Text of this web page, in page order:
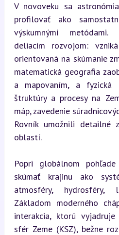
V novoveku sa
profilovať ako
výskumnými metódami.
deliacim rozvojom:
orientovaná na skúmanie
matematická geografia
a mapovaním, a fyzická
štruktúry a procesy na
máp, zavedenie
Rovník umožnili detailné
oblastí.
Popri globálnom
skúmať krajinu ako
atmosféry,
Základom moderného
interakcia, ktorú
sfér Zeme (KSZ), bežne